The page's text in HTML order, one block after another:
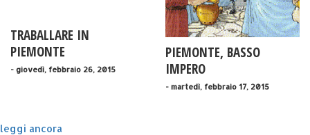
TRABALLARE IN
PIEMONTE
- giovedì, febbraio 26, 2015
PIEMONTE, BASSO
IMPERO
- martedì, febbraio 17, 2015
leggi ancora